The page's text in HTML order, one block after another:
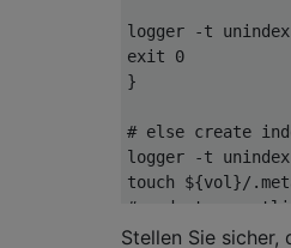
logger -t
exit 0
}
# else create
logger -t
touch ${vol}/
# and stop
logger -t
Stellen Sie sicher,